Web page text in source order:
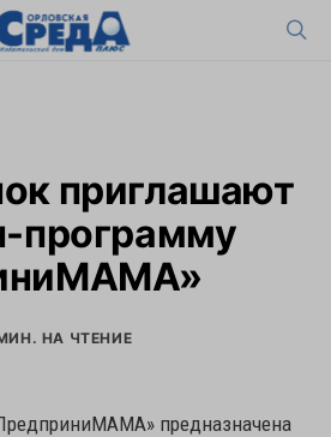
приглашают
программу
НА ЧТЕНИЕ
предназначена